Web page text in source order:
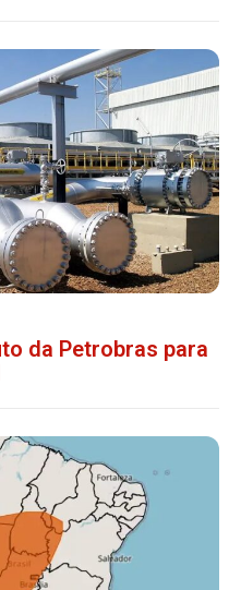
da Petrobras para